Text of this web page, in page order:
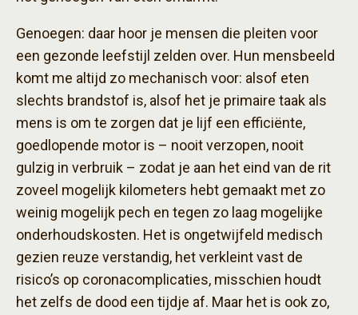
Genoegen: daar hoor je mensen die pleiten voor
een gezonde leefstijl zelden over. Hun mensbeeld
komt me altijd zo mechanisch voor: alsof eten
slechts brandstof is, alsof het je primaire taak als
mens is om te zorgen dat je lijf een efficiënte,
goedlopende motor is – nooit verzopen, nooit
gulzig in verbruik – zodat je aan het eind van de rit
zoveel mogelijk kilometers hebt gemaakt met zo
weinig mogelijk pech en tegen zo laag mogelijke
onderhoudskosten. Het is ongetwijfeld medisch
gezien reuze verstandig, het verkleint vast de
risico’s op coronacomplicaties, misschien houdt
het zelfs de dood een tijdje af. Maar het is ook zo,